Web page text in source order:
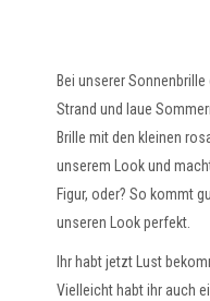
Bei unserer
Strand und laue
Brille mit den kleinen
unserem Look und
Figur, oder? So kommt
unseren Look perfekt.
Ihr habt jetzt Lust
Vielleicht habt ihr auch